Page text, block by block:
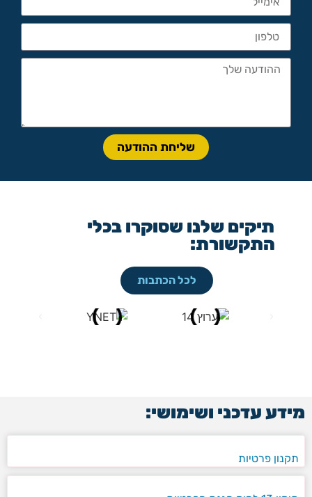
שליחת ההודעה
תיקים שלנו שסוקרו בכלי
התקשורת:
לכל הכתבות
מידע עדכני ושימושי:
תקנון פרטיות